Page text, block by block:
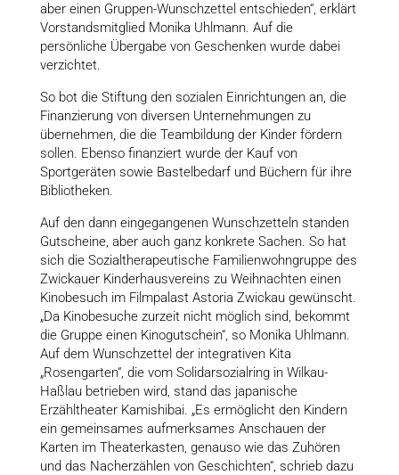
aber einen Gruppen-Wunschzettel entschieden“, erklärt
Vorstandsmitglied Monika Uhlmann. Auf die
persönliche Übergabe von Geschenken wurde dabei
verzichtet.
So bot die Stiftung den sozialen Einrichtungen an, die
Finanzierung von diversen Unternehmungen zu
übernehmen, die die Teambildung der Kinder fördern
sollen. Ebenso finanziert wurde der Kauf von
Sportgeräten sowie Bastelbedarf und Büchern für ihre
Bibliotheken.
Auf den dann eingegangenen Wunschzetteln standen
Gutscheine, aber auch ganz konkrete Sachen. So hat
sich die Sozialtherapeutische Familienwohngruppe des
Zwickauer Kinderhausvereins zu Weihnachten einen
Kinobesuch im Filmpalast Astoria Zwickau gewünscht.
„Da Kinobesuche zurzeit nicht möglich sind, bekommt
die Gruppe einen Kinogutschein“, so Monika Uhlmann.
Auf dem Wunschzettel der integrativen Kita
„Rosengarten“, die vom Solidarsozialring in Wilkau-
Haßlau betrieben wird, stand das japanische
Erzähltheater Kamishibai. „Es ermöglicht den Kindern
ein gemeinsames aufmerksames Anschauen der
Karten im Theaterkasten, genauso wie das Zuhören
und das Nacherzählen von Geschichten“, schrieb dazu